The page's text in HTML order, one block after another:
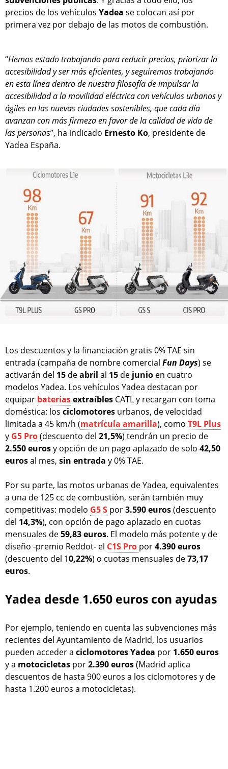
precios de los vehículos Yadea se colocan así por
primera vez por debajo de las motos de combustión.
“Hemos estado trabajando para reducir precios, priorizar la
accesibilidad y ser más eficientes, y seguiremos trabajando
en esta línea dentro de nuestra filosofía de impulsar la
accesibilidad a la movilidad eléctrica con vehículos urbanos y
ágiles en las nuevas ciudades sostenibles, que cada día
avanzan con más firmeza en favor de la calidad de vida de
las personas”, ha indicado Ernesto Ko, presidente de
Yadea España.
Los descuentos y la financiación gratis 0% TAE sin
entrada (campaña de nombre comercial Fun Days) se
activarán del 15 deabril al 15 de junio en cuatro
modelos Yadea. Los vehículos Yadea destacan por
equipar bateríasextraíbles CATL y recargan con toma
doméstica: los ciclomotores urbanos, de velocidad
limitada a 45 km/h (matrícula amarilla), como T9L Plus
y G5 Pro(descuento del 21,5%) tendrán un precio de
2.550 eurosy opción de un pago aplazado de solo 42,50
eurosal mes, sin entrada y 0% TAE.
Por su parte, las motos urbanas de Yadea, equivalentes
a una de 125 cc de combustión, serán también muy
competitivas: modelo G5 S por3.590 euros(descuento
del 14,3%), con opción de pago aplazado en cuotas
mensuales de59,83 euros. El modelo más potente y de
diseño -premio Reddot- el C1S Pro por4.390 euros
(descuento del 10,22%) o cuotas mensuales de73,17
euros.
Yadea desde 1.650 euros con ayudas
Por ejemplo, teniendo en cuenta las subvenciones más
recientes del Ayuntamiento de Madrid, los usuarios
pueden acceder a ciclomotoresYadea por 1.650 euros
y a motocicletas por2.390 euros(Madrid aplica
descuentos de hasta 900 euros a los ciclomotores y de
hasta 1.200 euros a motocicletas).